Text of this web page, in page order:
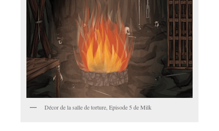
Décor de la salle de torture, Episode 5 de Milk